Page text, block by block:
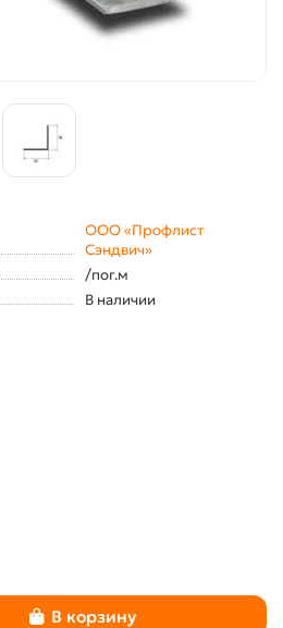
ООО «Профлист
Сэндвич»
/пог.м
В наличии
В корзину